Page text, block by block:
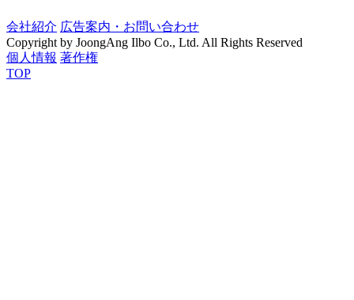
会社紹介 広告案内・お問い合わせ
Copyright by JoongAng Ilbo Co., Ltd. All Rights Reserved
個人情報 著作権
TOP